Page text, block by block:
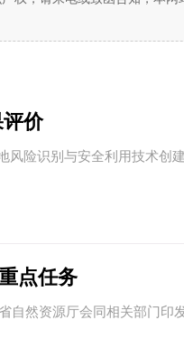
价
险识别与安全利用技术创
点任务
然资源厅会同相关部门印